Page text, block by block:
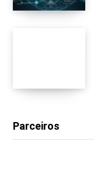
Parceiros